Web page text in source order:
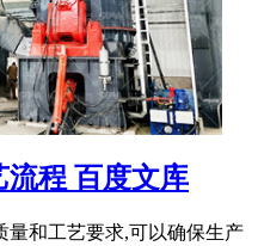
程 百度文库
量和工艺要求,可以确保生产